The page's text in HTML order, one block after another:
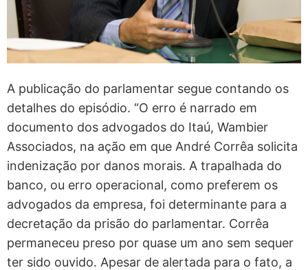
A publicação do parlamentar segue contando os
detalhes do episódio. “O erro é narrado em
documento dos advogados do Itaú, Wambier
Associados, na ação em que André Corrêa solicita
indenização por danos morais. A trapalhada do
banco, ou erro operacional, como preferem os
advogados da empresa, foi determinante para a
decretação da prisão do parlamentar. Corrêa
permaneceu preso por quase um ano sem sequer
ter sido ouvido. Apesar de alertada para o fato, a